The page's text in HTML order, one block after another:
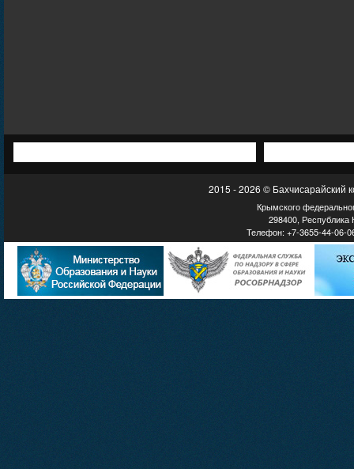
2015 - 2026 © Бахчисарайский
Крымского
298400, Республика
Телефон: +7-3655-44-06-